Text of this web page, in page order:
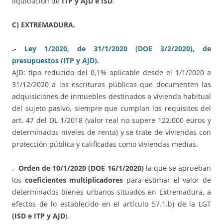
C) EXTREMADURA.
.- Ley 1/2020, de 31/1/2020 (DOE 3/2/2020), de
presupuestos (ITP y AJD).
AJD: tipo reducido del 0,1% aplicable desde el 1/1/2020 a
31/12/2020 a las escrituras públicas que documenten las
adquisiciones de inmuebles destinados a vivienda habitual
del sujeto pasivo, siempre que cumplan los requisitos del
art. 47 del DL 1/2018 (valor real no supere 122.000 euros y
determinados niveles de renta) y se trate de viviendas con
protección pública y calificadas como viviendas medias.
.- Orden de 10/1/2020 (DOE 16/1/2020)la que se aprueban
los coeficientes multiplicadores para estimar el valor de
determinados bienes urbanos situados en Extremadura, a
efectos de lo establecido en el artículo 57.1.b) de la LGT
(ISD e ITP y AJD).